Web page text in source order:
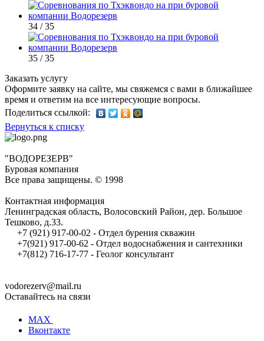
34 / 35
35 / 35
Заказать услугу
Оформите заявку на сайте, мы свяжемся с вами в ближайшее
время и ответим на все интересующие вопросы.
Поделиться ссылкой:
Вернуться к списку
"ВОДОРЕЗЕРВ"
Буровая компания
Все права защищены. © 1998
Контактная информация
Ленинградская область, Волосовский Район, дер. Большое
Тешково, д.33.
+7 (921) 917-00-02 - Отдел бурения скважин
+7(921) 917-00-62 - Отдел водоснабжения и сантехники
+7(812) 716-17-77 - Геолог консультант
vodorezerv@mail.ru
Оставайтесь на связи
MAX
Вконтакте